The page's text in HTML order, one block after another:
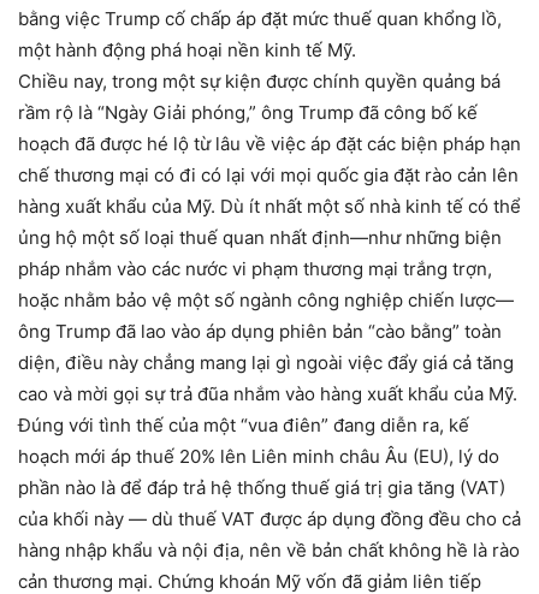
bằng việc Trump cố chấp áp đặt mức thuế quan khổng lồ,
một hành động phá hoại nền kinh tế Mỹ.
Chiều nay, trong một sự kiện được chính quyền quảng bá
rầm rộ là “Ngày Giải phóng,” ông Trump đã công bố kế
hoạch đã được hé lộ từ lâu về việc áp đặt các biện pháp hạn
chế thương mại có đi có lại với mọi quốc gia đặt rào cản lên
hàng xuất khẩu của Mỹ. Dù ít nhất một số nhà kinh tế có thể
ủng hộ một số loại thuế quan nhất định—như những biện
pháp nhắm vào các nước vi phạm thương mại trắng trợn,
hoặc nhằm bảo vệ một số ngành công nghiệp chiến lược—
ông Trump đã lao vào áp dụng phiên bản “cào bằng” toàn
diện, điều này chẳng mang lại gì ngoài việc đẩy giá cả tăng
cao và mời gọi sự trả đũa nhắm vào hàng xuất khẩu của Mỹ.
Đúng với tình thế của một “vua điên” đang diễn ra, kế
hoạch mới áp thuế 20% lên Liên minh châu Âu (EU), lý do
phần nào là để đáp trả hệ thống thuế giá trị gia tăng (VAT)
của khối này — dù thuế VAT được áp dụng đồng đều cho cả
hàng nhập khẩu và nội địa, nên về bản chất không hề là rào
cản thương mại. Chứng khoán Mỹ vốn đã giảm liên tiếp